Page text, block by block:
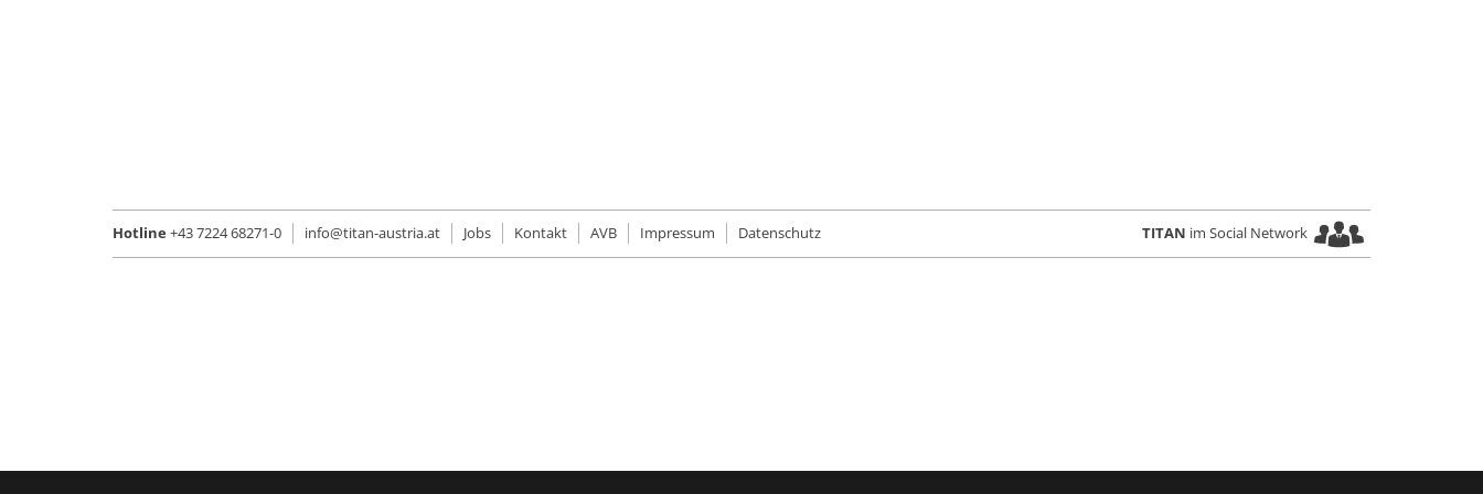
Hotline+43 7224 68271-0 info@titan-austria.at Jobs Kontakt AVB Impressum Datenschutz TITAN im Social Network